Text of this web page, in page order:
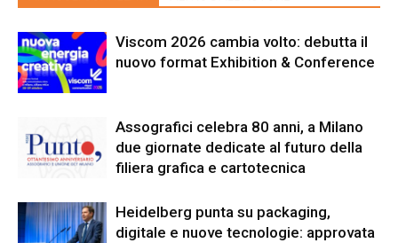
Viscom 2026 cambia volto: debutta il
nuovo format Exhibition & Conference
Assografici celebra 80 anni, a Milano
due giornate dedicate al futuro della
filiera grafica e cartotecnica
Heidelberg punta su packaging,
digitale e nuove tecnologie: approvata